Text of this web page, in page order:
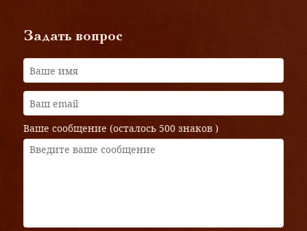
Задать вопрос
Ваше сообщение (осталось 500 знаков )